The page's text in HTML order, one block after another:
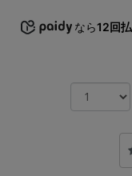
なら12回
CPU